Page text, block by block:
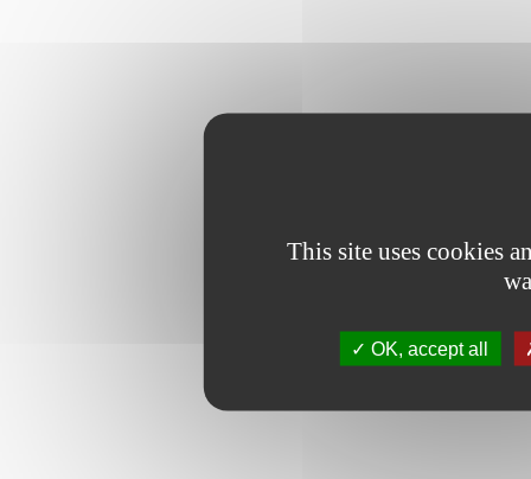
This site uses cookies
OK, accept all